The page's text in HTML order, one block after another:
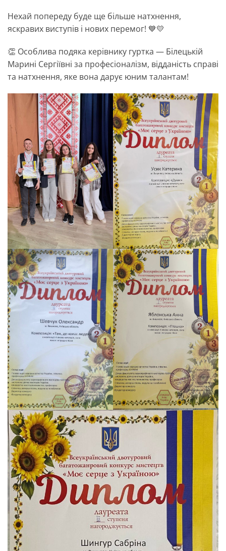
Нехай попереду буде ще більше натхнення,
яскравих виступів і нових перемог! 💙💛
👏 Особлива подяка керівнику гуртка — Білецькій
Марині Сергіївні за професіоналізм, відданість справі
та натхнення, яке вона дарує юним талантам!